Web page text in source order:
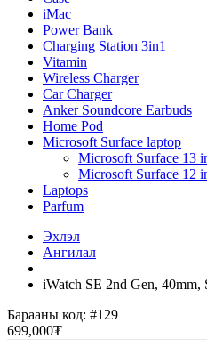
iMac
Power Bank
Charging Station 3in1
Vitamin
Wireless Charger
Car Charger
Anker Soundcore Earbuds
Home Pod
Microsoft Surface laptop
Microsoft Surface 13
Microsoft Surface 12
Laptops
Parfum
Эхлэл
Ангилал
iWatch SE 2nd Gen, 40mm,
Барааны код: #129
699,000₮